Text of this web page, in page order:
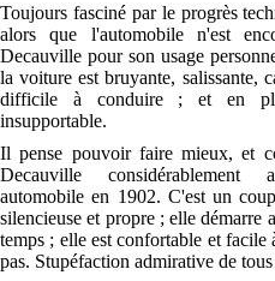
Toujours fasciné par le progrès
alors que l'automobile n'est
Decauville pour son usage
la voiture est bruyante, salissante,
difficile à conduire ; et en
insupportable.
Il pense pouvoir faire mieux, et
Decauville considérablement
automobile en 1902. C'est un
silencieuse et propre ; elle démarre
temps ; elle est confortable et
pas. Stupéfaction admirative de